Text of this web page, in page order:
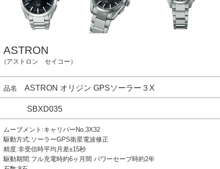
ASTRON
（アストロン セイコー）
品名 ASTRON オリジン GPSソーラー３X
SBXD035
ムーブメント:キャリバーNo.3X32
駆動方式:ソーラーGPS衛星電波修正
精度:非受信時平均月差±15秒
駆動期間:フル充電時約6ヶ月間 パワーセーブ時約2年